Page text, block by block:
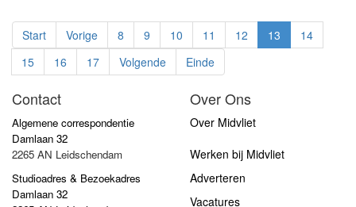
Start Vorige 8 9 10 11 12 13
14
15
16 17 Volgende Einde
Contact
Algemene correspondentie
Damlaan 32
2265 AN Leidschendam
Studioadres & Bezoekadres
Damlaan 32
Over Ons
Over Midvliet
Werken bij Midvliet
Adverteren
Vacatures